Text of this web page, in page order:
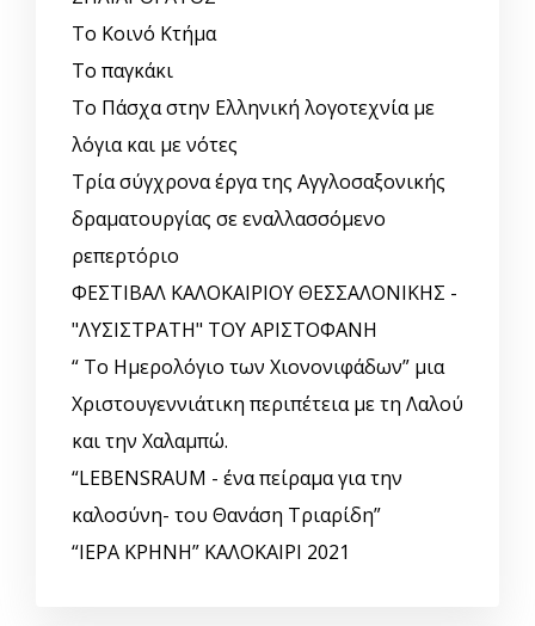
Το Κοινό Κτήμα
Το παγκάκι
Το Πάσχα στην Ελληνική λογοτεχνία με
λόγια και με νότες
Τρία σύγχρονα έργα της Αγγλοσαξονικής
δραματουργίας σε εναλλασσόμενο
ρεπερτόριο
ΦΕΣΤΙΒΑΛ ΚΑΛΟΚΑΙΡΙΟΥ ΘΕΣΣΑΛΟΝΙΚΗΣ -
"ΛΥΣΙΣΤΡΑΤΗ" ΤΟΥ ΑΡΙΣΤΟΦΑΝΗ
“ Το Ημερολόγιο των Χιονονιφάδων” μια
Χριστουγεννιάτικη περιπέτεια με τη Λαλού
και την Χαλαμπώ.
“LEBENSRAUM - ένα πείραμα για την
καλοσύνη- του Θανάση Τριαρίδη”
“ΙΕΡΑ ΚΡΗΝΗ” ΚΑΛΟΚΑΙΡΙ 2021